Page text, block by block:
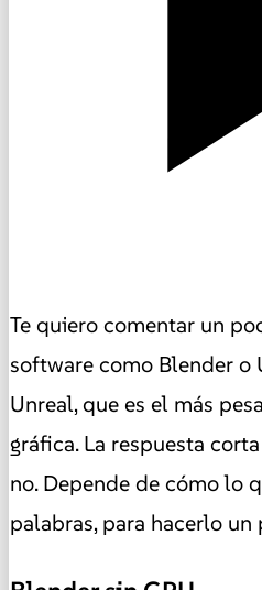
Te quiero comentar un
software como Blender
Unreal, que es el más
gráfica. La respuesta
no. Depende de cómo lo
palabras, para hacerlo